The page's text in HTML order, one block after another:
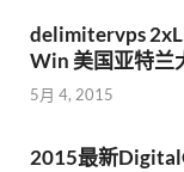
delimitervps
Win 美国亚特兰
5月 4, 2015
2015最新